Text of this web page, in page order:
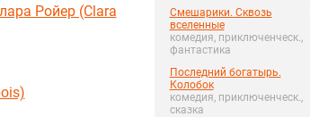
Смешарики. Сквозь
вселенные
комедия, приключенческ.,
фантастика
Последний богатырь.
Колобок
комедия, приключенческ.,
сказка
Ройер (Clara